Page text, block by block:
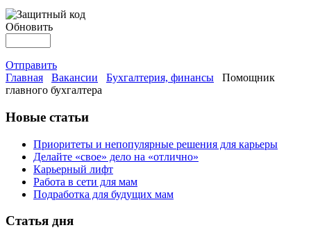
Обновить
Отправить
Главная
Вакансии Бухгалтерия, финансы
Помощник
главного бухгалтера
Новые статьи
Приоритеты и непопулярные решения для карьеры
Делайте «свое» дело на «отлично»
Карьерный лифт
Работа в сети для мам
Подработка для будущих мам
Статья дня